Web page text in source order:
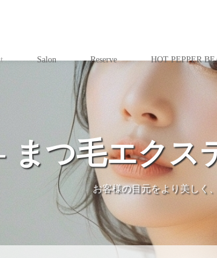
Salon Reserve HOT PEPPER
まつ毛エクス
お客様の目元をより美しく